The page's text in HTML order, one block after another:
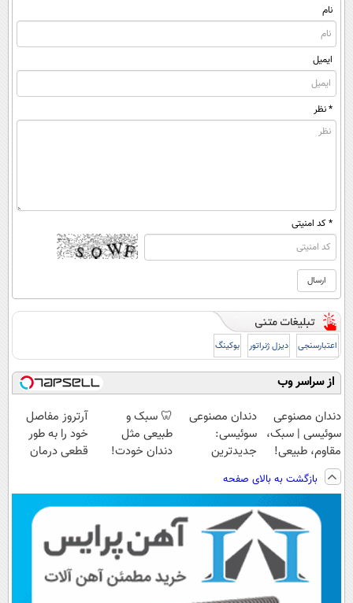
نام
ایمیل
* نظر
* کد امنیتی
اعتبارسنجی دیزل ژنراتور بوکینگ
از سراسر وب
دندان مصنوعی
سوئیسی | سبک،
مقاوم، طبیعی!
ویزیت
رایگان+پرداخت
اقساطی😍
دندان مصنوعی
سوئیسی:
جدیدترین
سبک و مقاوم |
پرداخت قسطی
🦷 سبک و
طبیعی مثل
دندان خودت!
💳 📍 تهران
آرتروز مفاصل
خود را به طور
قطعی درمان
بازگشت به بالای صفحه